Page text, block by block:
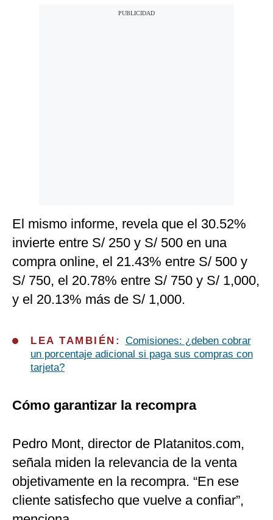
El mismo informe, revela que el 30.52%
invierte entre S/ 250 y S/ 500 en una
compra online, el 21.43% entre S/ 500 y
S/ 750, el 20.78% entre S/ 750 y S/ 1,000,
y el 20.13% más de S/ 1,000.
LEA TAMBIÉN: Comisiones: ¿deben cobrar
un porcentaje adicional si paga sus compras con
tarjeta?
Cómo garantizar la recompra
Pedro Mont, director de Platanitos.com,
señala miden la relevancia de la venta
objetivamente en la recompra. “En ese
cliente satisfecho que vuelve a confiar”,